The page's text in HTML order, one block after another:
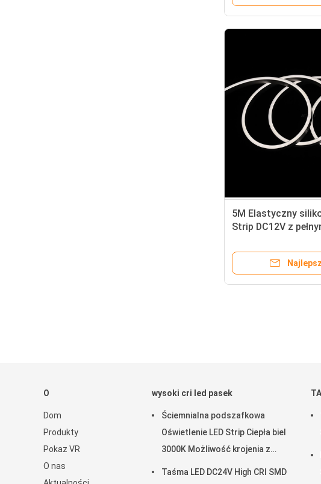
5M Elastyczny
Strip DC12V z
na oświetlenia w
organicznym
O
Dom
Produkty
Pokaz VR
O nas
wysoki cri led pasek
Ściemnialna podszafkowa
Oświetlenie LED Strip Ciepła biel
3000K Możliwość krojenia z
Taśma LED DC24V High CRI SMD